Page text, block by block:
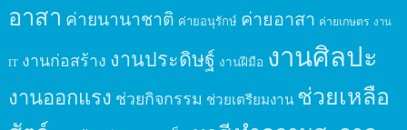
อาสา ค่ายนานาชาติ ค่ายอนุรักษ์ ค่ายอาสา ค่ายเกษตร งาน
IT งานก่อสร้าง งานประดิษฐ์ งานฝีมือ งานศิลปะ
งานออกแรง ช่วยกิจกรรม ช่วยเตรียมงาน ช่วยเหลือ